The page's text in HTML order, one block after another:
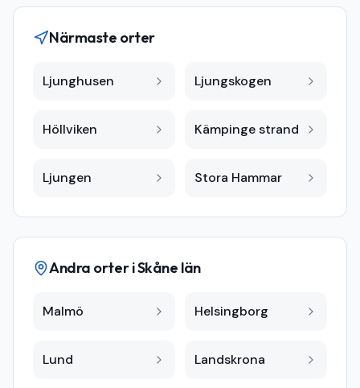
Närmaste orter
Ljunghusen Ljungskogen
Höllviken Kämpinge strand
Ljungen Stora Hammar
Andra orter iSkåne län
Malmö Helsingborg
Lund Landskrona